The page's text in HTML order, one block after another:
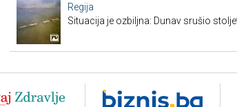
Regija
Situacija je ozbiljna: Dunav srušio